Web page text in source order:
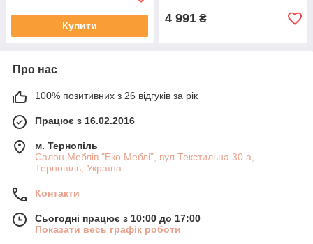
Купити
4 991 ₴
Про нас
100% позитивних з 26 відгуків за рік
Працює з 16.02.2016
м. Тернопіль
Салон Меблів "Еко Меблі", вул.Текстильна 30 а,
Тернопіль, Україна
Контакти
Сьогодні працює з 10:00 до 17:00
Показати весь графік роботи